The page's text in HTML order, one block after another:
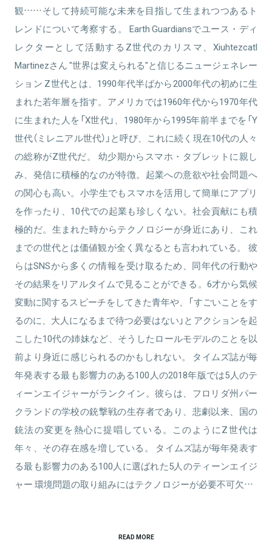
観……そして持続可能な未来を目指して生まれつつあるト
レンドについて考察する。 Earth Guardiansでユース・ディ
レクターとして活動するZ世代のカリスマ、Xiuhtezcatl
Martinezさん "世界は変えられる"と信じるニュージェネレー
ション Z世代とは、1990年代半ばから2000年代の初めに生
まれた若年層を指す。アメリカでは1960年代から1970年代
に生まれた人を「X世代」、1980年から1995年前半までを「Y
世代（ミレニアル世代）」と呼び、これに続く現在10代の人々
の総称がZ世代だ。 幼少期からスマホ・タブレットに親し
み、発信に積極的なのが特徴。起業への意欲や社会問題へ
の関心も高い。小学生でもスマホを活用して簡単にアプリ
を作ったり、10代での起業も珍しくない。社会貢献にも積
極的だ。生まれた時からテクノロジーが身近にあり、これ
までの世代とは価値観が全く異なるとも言われている。 彼
らはSNSから多くの情報を受け取るため、同年代の行動や
その結果をリアルタイムで見ることができる。6才から気候
変動に関するスピーチをしてきた青年や、「すごいことをす
るのに、大人になるまで待つ必要はない」とアクションを起
こした10代の姉妹など、そうしたロールモデルのことを以
前より身近に感じられるのかもしれない。 タイムズ誌が毎
年発表する最も影響力のある100人の2018年版では5人のテ
ィーンエイジャーがランクイン。彼らは、フロリダ州パー
クランドの学校の銃撃戦の生存者であり、悲劇以来、国の
銃法の変更を熱心に提唱している。このようにZ世代は
年々、その存在感を増している。 タイムズ誌が毎年発表す
る最も影響力のある100人に選ばれた5人のティーンエイジ
ャー 環境問題の取り組みにはテクノロジーが必要不可欠…
READ MORE